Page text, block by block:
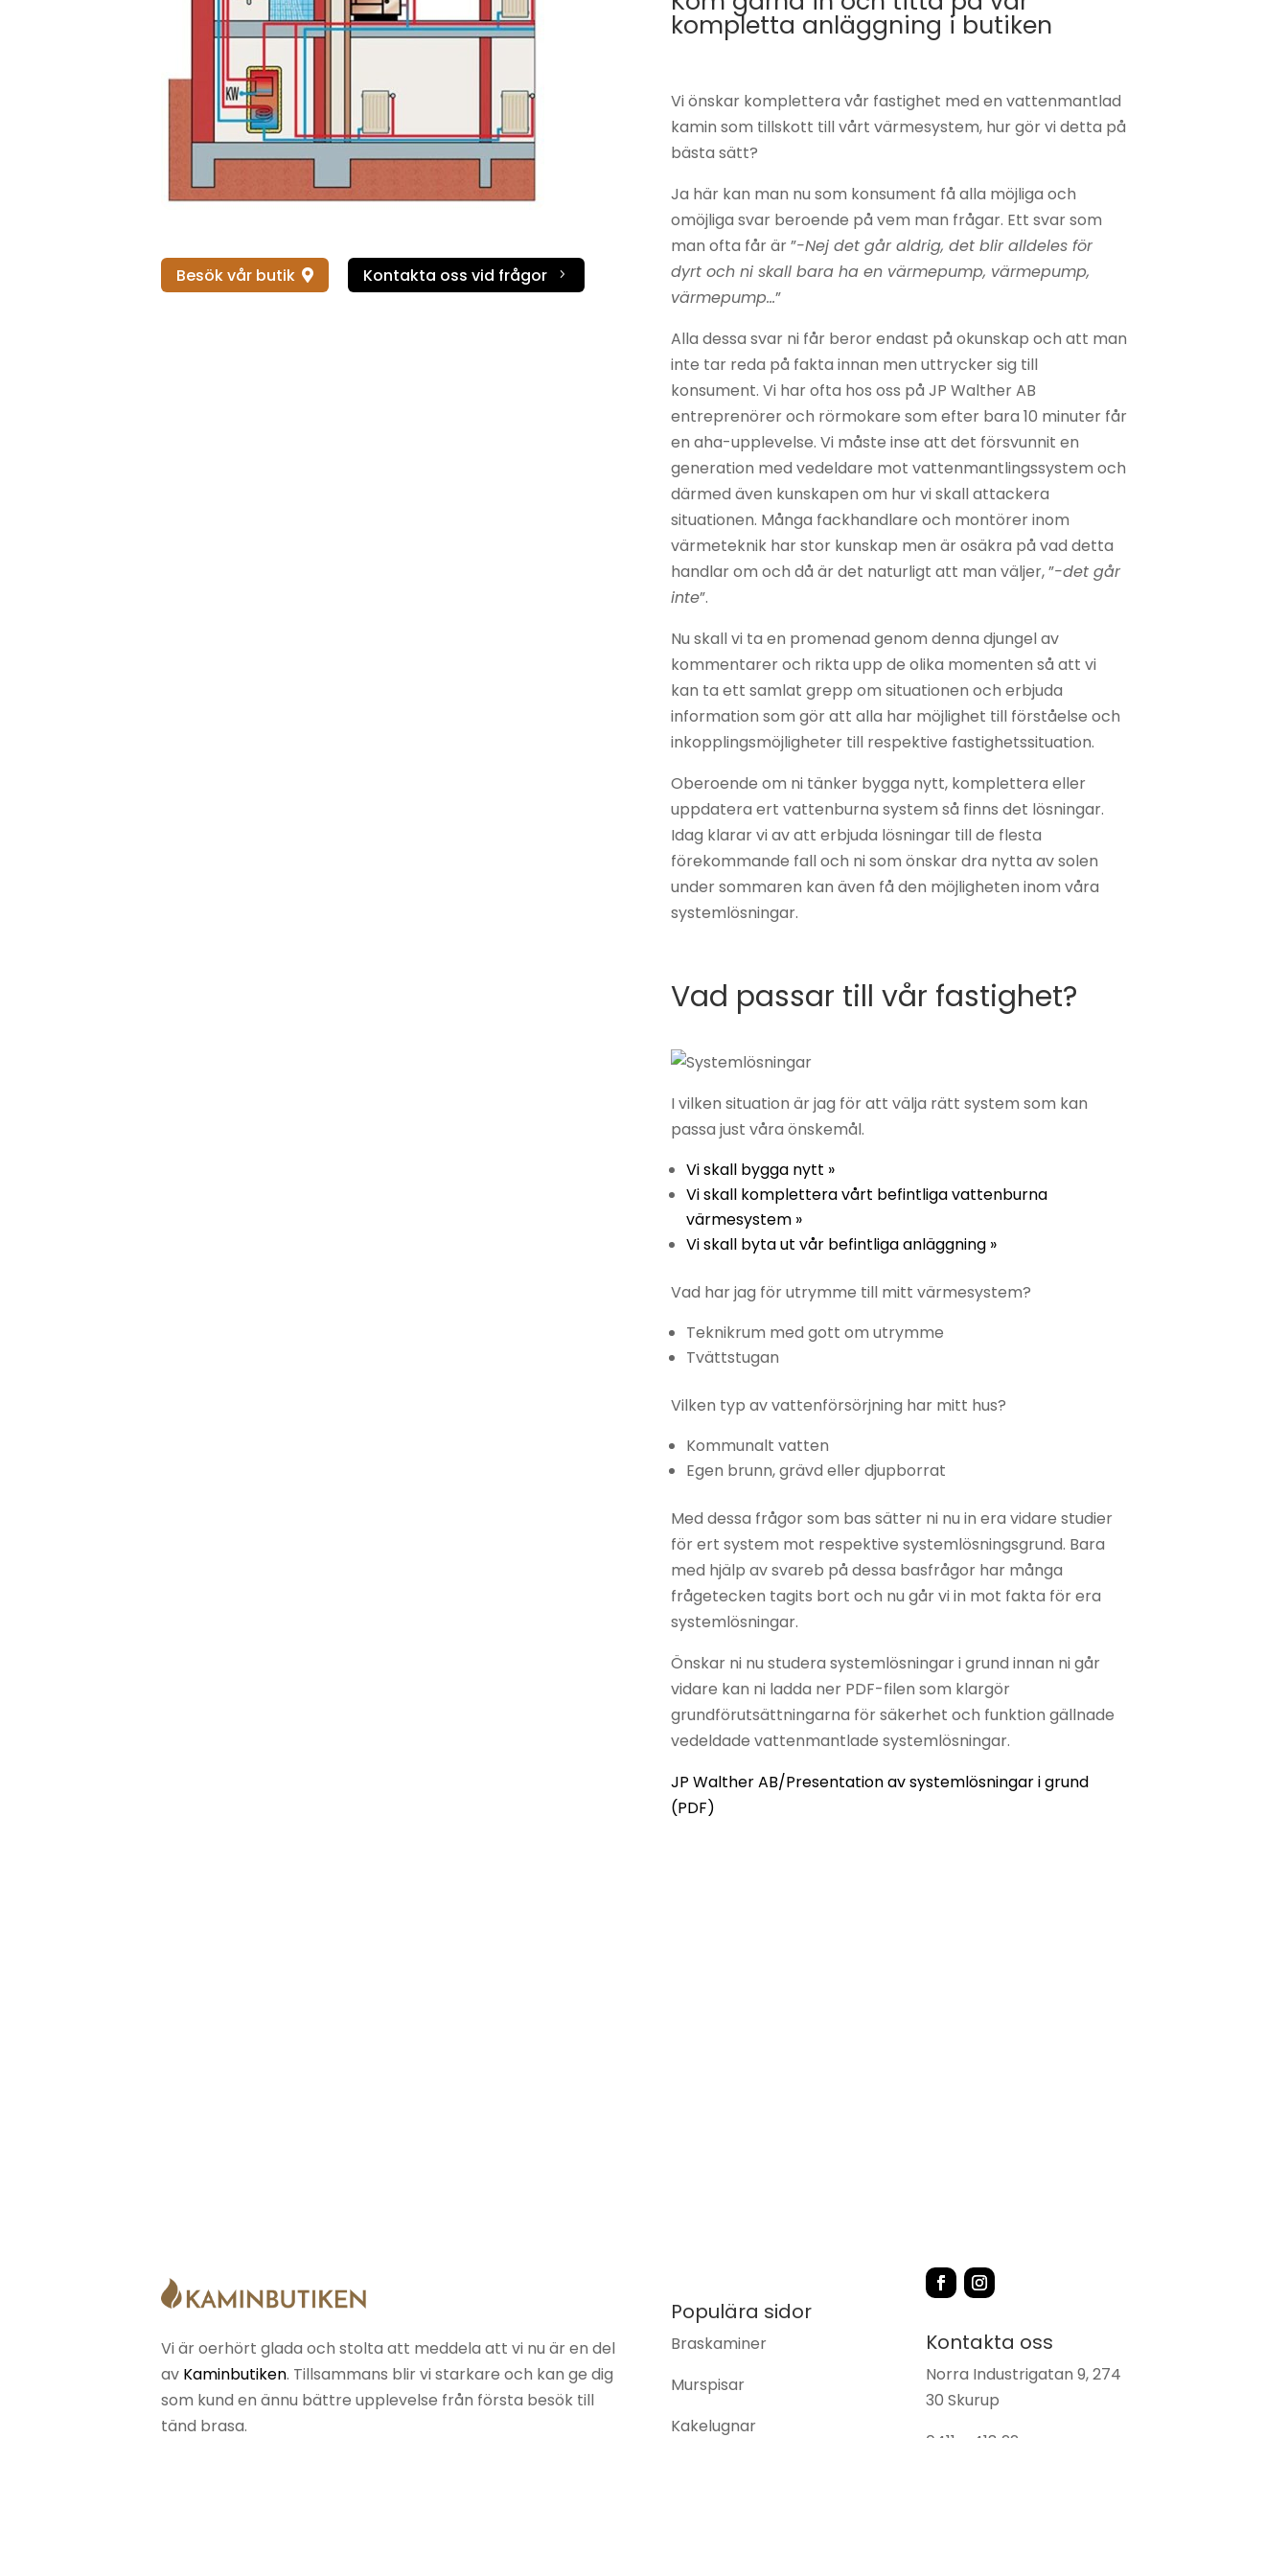
Kamintillbehör
insatser
Murspisar
Rökgasfläktar
Skorstenar
Täljstensugnar
Josef
Jøtul
Keddy
Lohberger
Masterbuilt
Rais
RIKA
Scanspis
STUV
Termatech
Tulikivi
Wiking
Besök vår butik  Kontakta oss vid frågor 5
kompletta anläggning i butiken
Vi önskar komplettera vår fastighet med en vattenmantlad
kamin som tillskott till vårt värmesystem, hur gör vi detta på
bästa sätt?
Ja här kan man nu som konsument få alla möjliga och
omöjliga svar beroende på vem man frågar. Ett svar som
man ofta får är ”-Nej det går aldrig, det blir alldeles för
dyrt och ni skall bara ha en värmepump, värmepump,
värmepump…”
Alla dessa svar ni får beror endast på okunskap och att man
inte tar reda på fakta innan men uttrycker sig till
konsument. Vi har ofta hos oss på JP Walther AB
entreprenörer och rörmokare som efter bara 10 minuter får
en aha-upplevelse. Vi måste inse att det försvunnit en
generation med vedeldare mot vattenmantlingssystem och
därmed även kunskapen om hur vi skall attackera
situationen. Många fackhandlare och montörer inom
värmeteknik har stor kunskap men är osäkra på vad detta
handlar om och då är det naturligt att man väljer, ”-det går
inte”.
Nu skall vi ta en promenad genom denna djungel av
kommentarer och rikta upp de olika momenten så att vi
kan ta ett samlat grepp om situationen och erbjuda
information som gör att alla har möjlighet till förståelse och
inkopplingsmöjligheter till respektive fastighetssituation.
Oberoende om ni tänker bygga nytt, komplettera eller
uppdatera ert vattenburna system så finns det lösningar.
Idag klarar vi av att erbjuda lösningar till de flesta
förekommande fall och ni som önskar dra nytta av solen
under sommaren kan även få den möjligheten inom våra
systemlösningar.
Vad passar till vår fastighet?
I vilken situation är jag för att välja rätt system som kan
passa just våra önskemål.
Vi skall bygga nytt »
Vi skall komplettera vårt befintliga vattenburna
värmesystem »
Vi skall byta ut vår befintliga anläggning »
Vad har jag för utrymme till mitt värmesystem?
Teknikrum med gott om utrymme
Tvättstugan
Vilken typ av vattenförsörjning har mitt hus?
Kommunalt vatten
Egen brunn, grävd eller djupborrat
Med dessa frågor som bas sätter ni nu in era vidare studier
för ert system mot respektive systemlösningsgrund. Bara
med hjälp av svareb på dessa basfrågor har många
frågetecken tagits bort och nu går vi in mot fakta för era
systemlösningar.
Önskar ni nu studera systemlösningar i grund innan ni går
vidare kan ni ladda ner PDF-filen som klargör
grundförutsättningarna för säkerhet och funktion gällnade
vedeldade vattenmantlade systemlösningar.
JP Walther AB/Presentation av systemlösningar i grund
(PDF)
Vi är oerhört glada och stolta att meddela att vi nu är en del
av Kaminbutiken. Tillsammans blir vi starkare och kan ge dig
som kund en ännu bättre upplevelse från första besök till
tänd brasa.
Populära sidor
Braskaminer
Murspisar
Kakelugnar
Kontakta oss
Norra Industrigatan 9, 274
30 Skurup
0411 – 418 22